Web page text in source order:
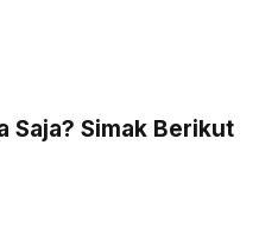
Saja? Simak Berikut